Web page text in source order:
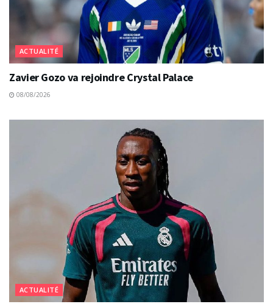
ACTUALITÉ
Zavier Gozo va rejoindre Crystal Palace
08/08/2026
ACTUALITÉ